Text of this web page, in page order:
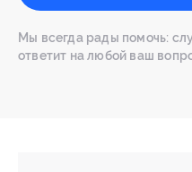
Мы всегда рады помочь:
ответит на любой ваш